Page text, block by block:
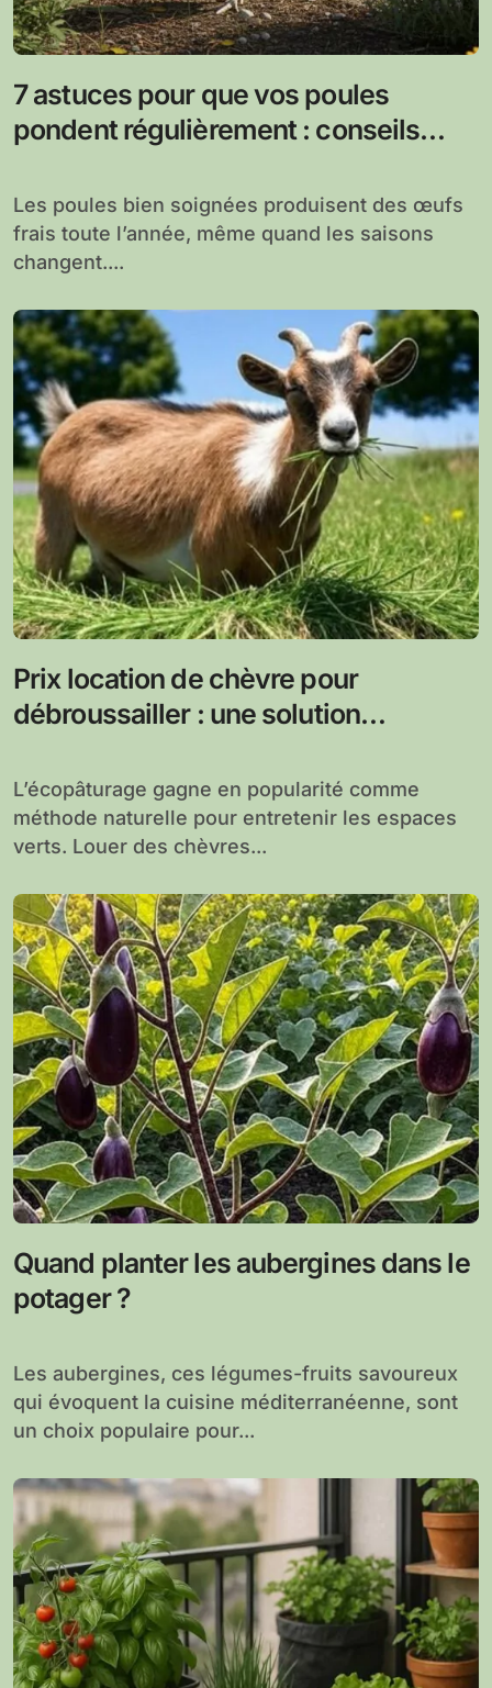
7 astuces pour que vos poules
pondent régulièrement : conseils
Les poules bien soignées produisent des œufs
frais toute l’année, même quand les saisons
changent....
Prix location de chèvre pour
débroussailler : une solution
L’écopâturage gagne en popularité comme
méthode naturelle pour entretenir les espaces
verts. Louer des chèvres...
Quand planter les aubergines dans le
potager ?
Les aubergines, ces légumes-fruits savoureux
qui évoquent la cuisine méditerranéenne, sont
un choix populaire pour...